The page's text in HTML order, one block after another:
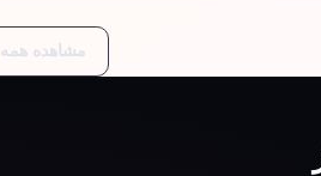
مشاهده همه ۲۴ سایت